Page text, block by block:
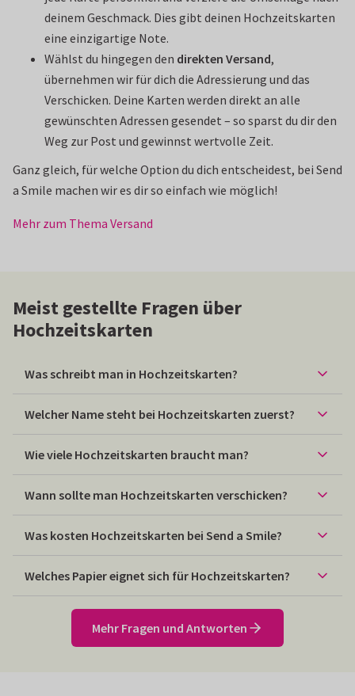
deinem Geschmack. Dies gibt deinen Hochzeitskarten
eine einzigartige Note.
Wählst du hingegen den direkten Versand,
übernehmen wir für dich die Adressierung und das
Verschicken. Deine Karten werden direkt an alle
gewünschten Adressen gesendet – so sparst du dir den
Weg zur Post und gewinnst wertvolle Zeit.
Ganz gleich, für welche Option du dich entscheidest, bei Send
a Smile machen wir es dir so einfach wie möglich!
Mehr zum Thema Versand
Meist gestellte Fragen über
Hochzeitskarten
Was schreibt man in Hochzeitskarten?
Welcher Name steht bei Hochzeitskarten zuerst?
Wie viele Hochzeitskarten braucht man?
Wann sollte man Hochzeitskarten verschicken?
Was kosten Hochzeitskarten bei Send a Smile?
Welches Papier eignet sich für Hochzeitskarten?
Mehr Fragen und Antworten